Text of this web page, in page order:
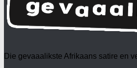
Die gevaaalikste Afrikaans satire en